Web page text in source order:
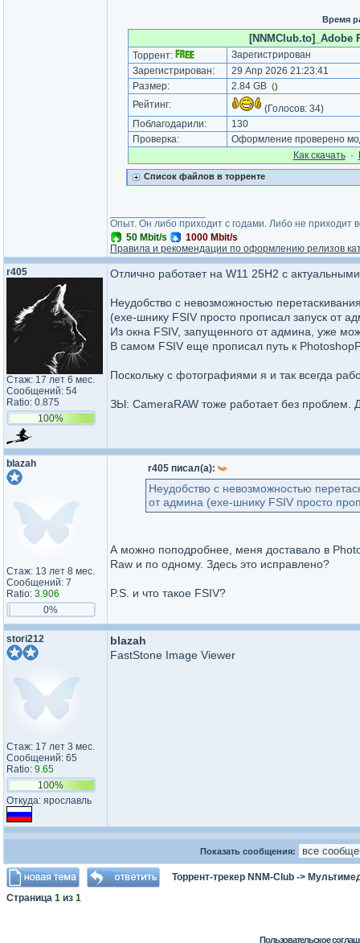
Время
[NNMClub.to]_Adobe
Торрент:
Зарегистрирован
Зарегистрирован:
29 Апр 2026 21:23:41
Размер:
2.84 GB ()
Рейтинг: (Голосов: 34)
Поблагодарили:
130
Проверка:
Оформление проверено
Как cкачать·
Список файлов в торренте
Опыт. Он либо приходит с годами. Либо не приходит
50 Mbit/s
1000 Mbit/s
Правила и рекомендации по оформлению релизов
r405
Стаж: 17 лет 6 мес.
Сообщений: 54
Ratio: 0.875
100%
Отлично работает на W11 25H2 с
Неудобство с невозможностью
(exe-шнику FSIV просто прописал запуск от
Из окна FSIV, запущенного от админа, уже
В самом FSIV еще прописал путь к
Поскольку с фотографиями я и так всегда
ЗЫ: CameraRAW тоже работает без
blazah
Стаж: 13 лет 8 мес.
Сообщений: 7
Ratio: 3.906
0%
r405 писал(а):
Неудобство с невозможностью
от админа (exe-шнику FSIV просто
А можно поподробнее, меня доставало в
Raw и по одному. Здесь это исправлено?
P.S. и что такое FSIV?
stori212
Стаж: 17 лет 3 мес.
Сообщений: 65
Ratio: 9.65
100%
Откуда: ярославль
blazah
FastStone Image Viewer
Показать сообщения:
Торрент-трекер NNM-Club ->
Страница 1 из 1
Пользовательское